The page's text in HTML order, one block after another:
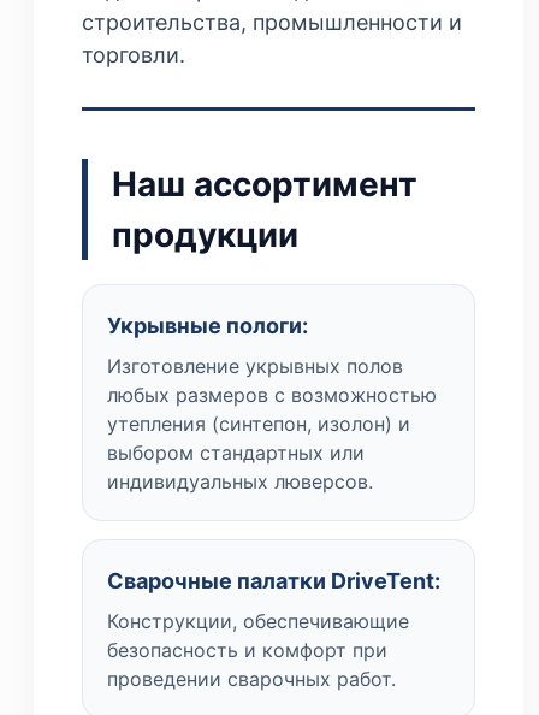
строительства, промышленности и
торговли.
Наш ассортимент
продукции
Укрывные пологи:
Изготовление укрывных полов
любых размеров с возможностью
утепления (синтепон, изолон) и
выбором стандартных или
индивидуальных люверсов.
Сварочные палатки DriveTent:
Конструкции, обеспечивающие
безопасность и комфорт при
проведении сварочных работ.